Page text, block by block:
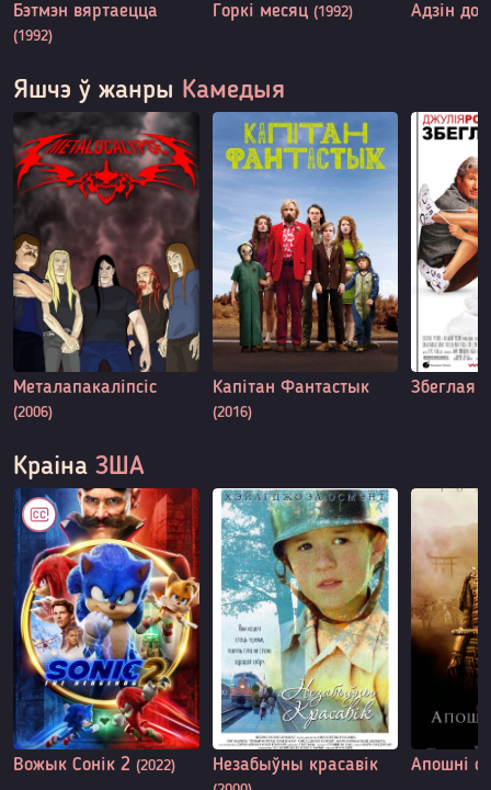
Бэтмэн вяртаецца
(1992)
Горкі месяц (1992) Адзін
Яшчэ ў жанры Камедыя
Металапакаліпсіс
(2006)
Капітан Фантастык
(2016)
Збеглая
Краіна ЗША
Вожык Сонік 2 (2022) Незабыўны красавік Апошні